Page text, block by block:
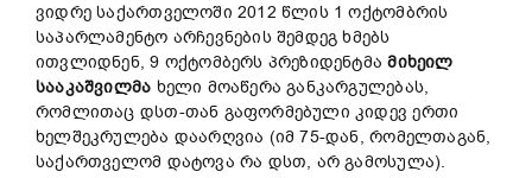
ვიდრე საქართველოში 2012 წლის 1 ოქტომბრის
საპარლამენტო არჩევნების შემდეგ ხმებს
ითვლიდნენ, 9 ოქტომბერს პრეზიდენტმამიხეილ
სააკაშვილმა ხელი მოაწერა განკარგულებას,
რომლითაც დსთ-თან გაფორმებული კიდევ ერთი
ხელშეკრულება დაარღვია (იმ 75-დან, რომელთაგან,
საქართველომ დატოვა რა დსთ, არ გამოსულა).